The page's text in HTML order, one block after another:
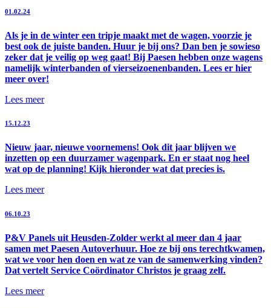
01.02.24
Als je in de winter een tripje maakt met de wagen, voorzie je
best ook de juiste banden. Huur je bij ons? Dan ben je sowieso
zeker dat je veilig op weg gaat! Bij Paesen hebben onze wagens
namelijk winterbanden of vierseizoenenbanden. Lees er hier
meer over!
Lees meer
15.12.23
Nieuw jaar, nieuwe voornemens! Ook dit jaar blijven we
inzetten op een duurzamer wagenpark. En er staat nog heel
wat op de planning! Kijk hieronder wat dat precies is.
Lees meer
06.10.23
P&V Panels uit Heusden-Zolder werkt al meer dan 4 jaar
samen met Paesen Autoverhuur. Hoe ze bij ons terechtkwamen,
wat we voor hen doen en wat ze van de samenwerking vinden?
Dat vertelt Service Coördinator Christos je graag zelf.
Lees meer